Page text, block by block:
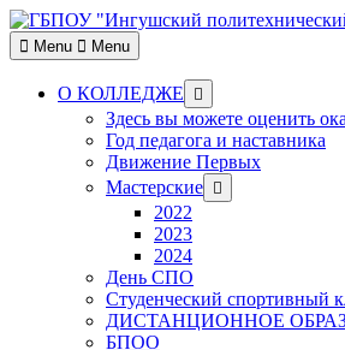
Skip
to
content
Menu Menu
О КОЛЛЕДЖЕ
Show
sub
menu
Здесь вы можете оценить
Год педагога и наставника
Движение Первых
Мастерские Show
sub
2022
2023
2024
День СПО
Студенческий спортивный
ДИСТАНЦИОННОЕ
БПОО